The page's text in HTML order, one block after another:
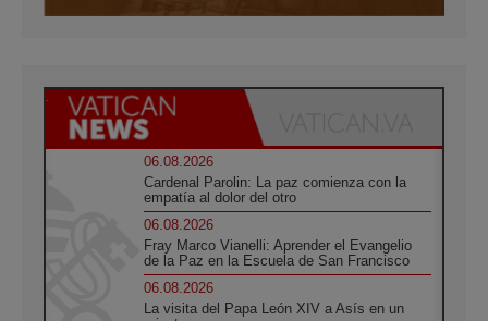
06.08.2026
Cardenal Parolin: La paz comienza con la
empatía al dolor del otro
06.08.2026
Fray Marco Vianelli: Aprender el Evangelio
de la Paz en la Escuela de San Francisco
06.08.2026
La visita del Papa León XIV a Asís en un